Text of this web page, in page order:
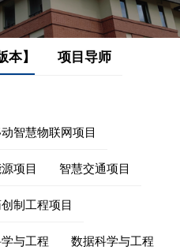
】
智慧物联网项目
项目 智慧交通项目
制工程项目
与工程 数据科学与工程
项目导师